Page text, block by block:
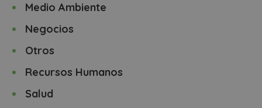
Medio Ambiente
Negocios
Otros
Recursos Humanos
Salud